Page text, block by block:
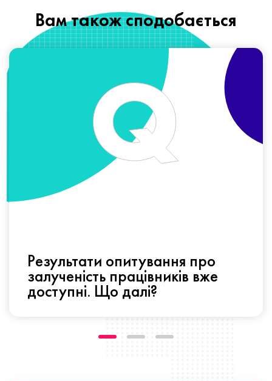
Вам також сподобається
Результати опитування про
залученість працівників вже
доступні. Що далі?